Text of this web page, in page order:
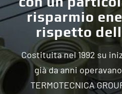
risparmio
rispetto
Costituita nel 1992 su
già da anni
TERMOTECNICA